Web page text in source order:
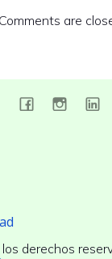
Comments are
derechos